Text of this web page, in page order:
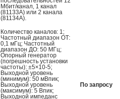
Mбит/канал, 1 канал
(81133А) или 2 канала
(81134А).
Количество каналов: 1;
Частотный диапазон ОТ:
0,1 мГц; Частотный
диапазон ДО: 50 МГц;
Опорный генератор
(погрешность установки
частоты): ±5×10-5;
Выходной уровень
(минимум): 50 мВпик;
Выходной уровень
(максимум): 5 Впик;
Выходной импеданс
По запросу